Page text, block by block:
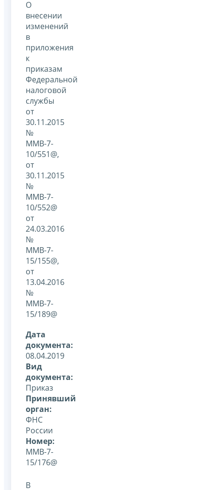
О
внесении
изменений
в
приложения
к
приказам
Федеральной
налоговой
службы
от
30.11.2015
№
ММВ-7-
10/551@,
от
30.11.2015
№
ММВ-7-
10/552@
от
24.03.2016
№
ММВ-7-
15/155@,
от
13.04.2016
№
ММВ-7-
15/189@
Дата
документа:
08.04.2019
Вид
документа:
Приказ
Принявший
орган:
ФНС
России
Номер:
ММВ-7-
15/176@
В